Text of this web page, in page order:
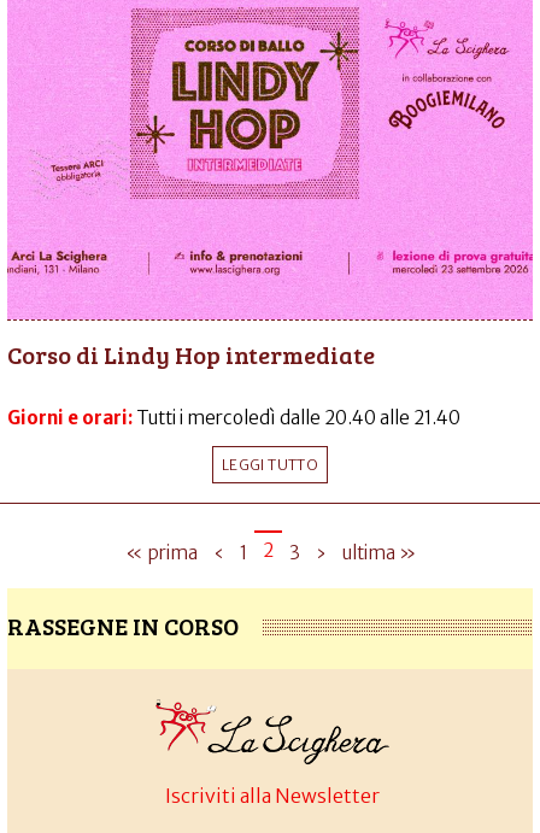
Corso di Lindy Hop intermediate
Giorni e orari: Tutti i mercoledì dalle 20.40 alle 21.40
LEGGI TUTTO
« prima ‹ 1 2 3 › ultima »
RASSEGNE IN CORSO
Iscriviti alla Newsletter